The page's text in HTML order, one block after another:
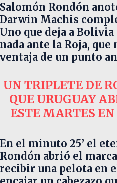
Salomón Rondón
Darwin Machis
Uno que deja a
nada ante la Roja, que
ventaja de un punto
UN TRIPLETE DE
QUE URUGUAY
ESTE MARTES
En el minuto 25’ el
Rondón abrió el
recibir una pelota en